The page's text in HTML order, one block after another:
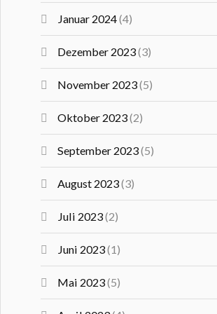
Januar 2024(4)
Dezember 2023(3)
November 2023(5)
Oktober 2023(2)
September 2023(5)
August 2023(3)
Juli 2023(2)
Juni 2023(1)
Mai 2023(5)